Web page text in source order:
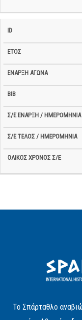
Το Σπάρταθλο